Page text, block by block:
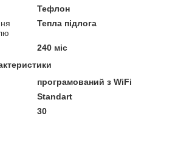
Тефлон
Тепла підлога
240 міс
програмований з WiFi
Standart
30